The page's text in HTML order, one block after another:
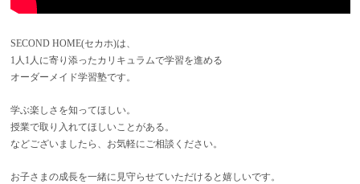
SECOND HOME(セカホ)は、
1人1人に寄り添ったカリキュラムで学習を進める
オーダーメイド学習塾です。
学ぶ楽しさを知ってほしい。
授業で取り入れてほしいことがある。
などございましたら、お気軽にご相談ください。
お子さまの成長を一緒に見守らせていただけると嬉しいです。